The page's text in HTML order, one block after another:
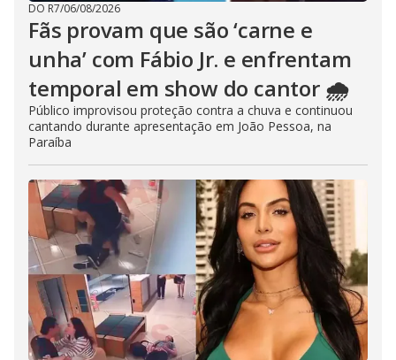
DO R7/06/08/2026
Fãs provam que são ‘carne e
unha’ com Fábio Jr. e enfrentam
temporal em show do cantor 🌧️
Público improvisou proteção contra a chuva e continuou
cantando durante apresentação em João Pessoa, na
Paraíba